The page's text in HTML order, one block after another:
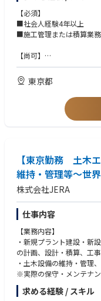
【必須】
■社会人経験4年以上
■施工管理または積算業
【尚可】
■PC板、カーテンウォー
東京都
【東京勤務 土木
維持・管理等～世
株式会社JERA
仕事内容
【業務内容】
・新規プラント建設・新
の計画、設計・積算、工
・土木設備の維持・管理
※実際の保守・メンテナ
ンの方が作業をすることは
・土木設備に係わるベス
求める経験 / スキル